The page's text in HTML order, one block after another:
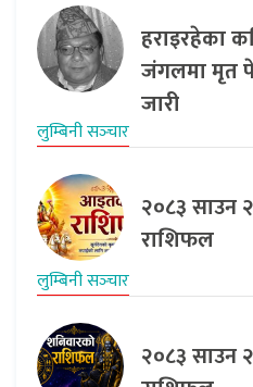
हराइरहेका
जंगलमा मृत
जारी
लुम्बिनी सञ्‍चार
२०८३ साउन
राशिफल
लुम्बिनी सञ्‍चार
२०८३ साउन